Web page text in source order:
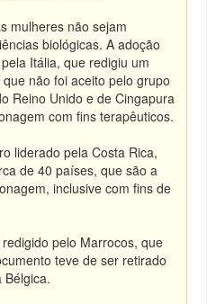
mulheres não sejam
biológicas. A adoção
Itália, que redigiu um
não foi aceito pelo grupo
Reino Unido e de Cingapura
com fins terapêuticos.
liderado pela Costa Rica,
de 40 países, que são a
inclusive com fins de
pelo Marrocos, que
teve de ser retirado
Bélgica.